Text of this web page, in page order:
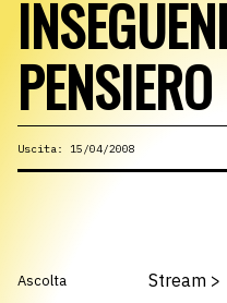
PENSIERO
Uscita: 15/04/2008
Ascolta Stream >